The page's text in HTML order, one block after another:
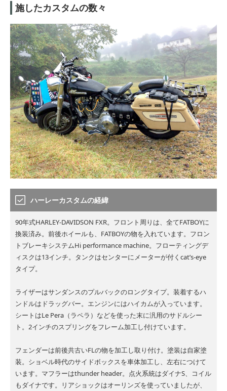
施したカスタムの数々
ハーレーカスタムの経緯
90年式HARLEY-DAVIDSON FXR。フロント周りは、全てFATBOYに
換装済み。前後ホイールも、FATBOYの物を入れています。フロン
トブレーキシステムHi performance machine。フローティングデ
ィスクは13インチ。タンクはセンターにメーターが付くcat’s-eye
タイプ。
ライザーはサンダンスのプルバックのロングタイプ。装着するハ
ンドルはドラッグバー。エンジンにはハイカムが入っています。
シートはLe Pera（ラペラ）などを使った末に汎用のサドルシー
ト。2インチのスプリングをフレーム加工し付けています。
フェンダーは前後共古いFLの物を加工し取り付け。塗装は自家塗
装。ショベル時代のサイドボックスを車体加工し、左右につけて
います。マフラーはthunder header。点火系統はダイナS、コイル
もダイナです。リアショックはオーリンズを使っていましたが、